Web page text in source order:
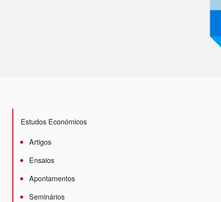
Estudos Económicos
Artigos
Ensaios
Apontamentos
Seminários